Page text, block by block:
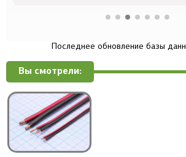
Последнее обновление базы
Вы смотрели: